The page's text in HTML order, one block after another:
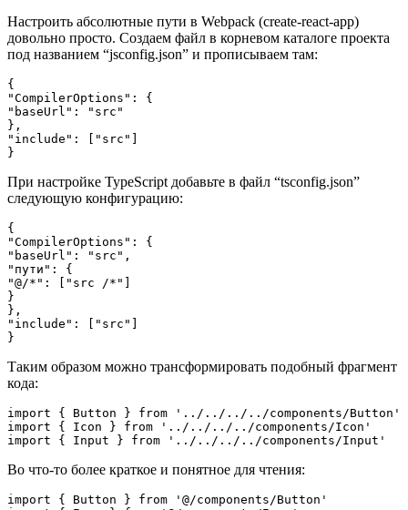
Настроить абсолютные пути в Webpack (create-react-app)
довольно просто. Создаем файл в корневом каталоге проекта
под названием “jsconfig.json” и прописываем там:
{
"CompilerOptions": {
"baseUrl": "src"
},
"include": ["src"]
}
При настройке TypeScript добавьте в файл “tsconfig.json”
следующую конфигурацию:
{
"CompilerOptions": {
"baseUrl": "src",
"пути": {
"@/*": ["src /*"]
}
},
"include": ["src"]
}
Таким образом можно трансформировать подобный фрагмент
кода:
import { Button } from '../../../../components/Button'
import { Icon } from '../../../../components/Icon'
import { Input } from '../../../../components/Input'
Во что-то более краткое и понятное для чтения:
import { Button } from '@/components/Button'